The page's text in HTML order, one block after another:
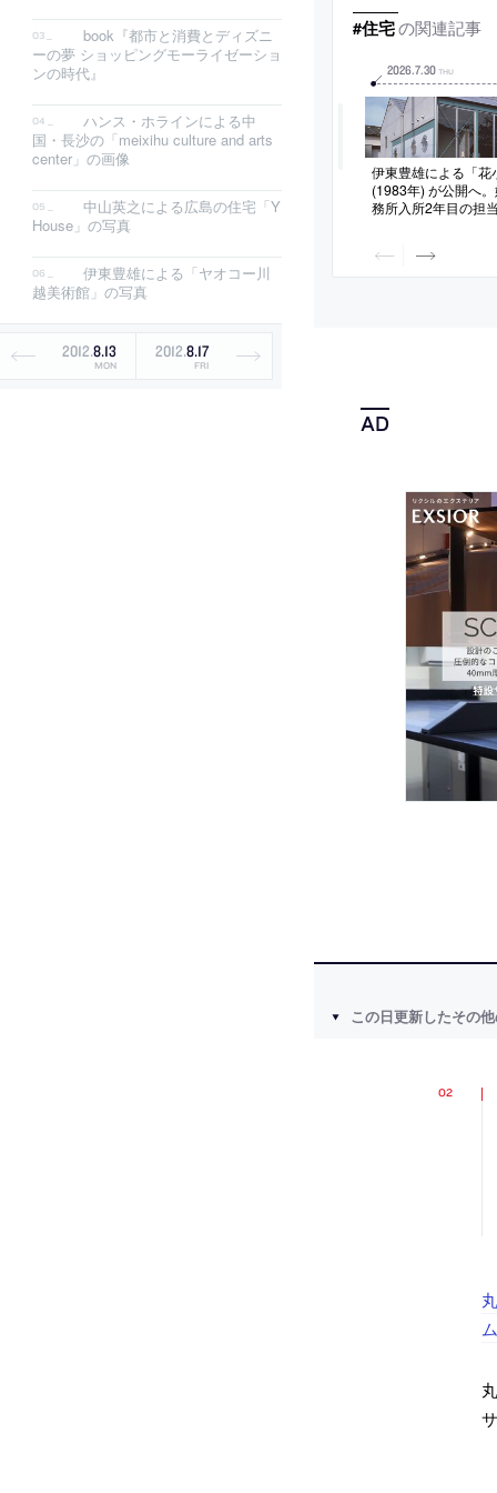
book『都市と消費とディズニ
ーの夢 ショッピングモーライゼーショ
ンの時代』
ハンス・ホラインによる中
国・長沙の「meixihu culture and arts
center」の画像
中山英之による広島の住宅「Y
House」の写真
伊東豊雄による「ヤオコー川
越美術館」の写真
2012.8.13
MON
2012.8.17
FRI
#住宅の関連記事
2026.7.30 THU
伊東豊雄による「花
(1983年) が公開へ
務所入所2年目の担
この日更新したその